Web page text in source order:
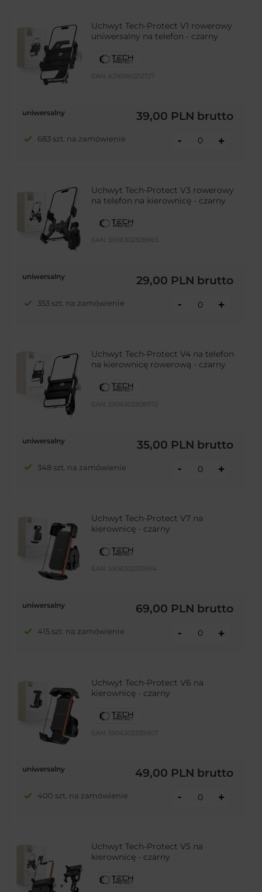
Uchwyt Tech-Protect V1 rowerowy
uniwersalny na telefon - czarny
EAN: 6216990212727
uniwersalny 39,00 PLN brutto
683 szt. na zamówienie - +
Uchwyt Tech-Protect V3 rowerowy
na telefon na kierownicę - czarny
EAN: 5906302308965
uniwersalny 29,00 PLN brutto
353 szt. na zamówienie - +
Uchwyt Tech-Protect V4 na telefon
na kierownicę rowerową - czarny
EAN: 5906302308972
uniwersalny 35,00 PLN brutto
348 szt. na zamówienie - +
Uchwyt Tech-Protect V7 na
kierownicę - czarny
EAN: 5906302339914
uniwersalny 69,00 PLN brutto
415 szt. na zamówienie - +
Uchwyt Tech-Protect V6 na
kierownicę - czarny
EAN: 5906302339907
uniwersalny 49,00 PLN brutto
400 szt. na zamówienie - +
Uchwyt Tech-Protect V5 na
kierownicę - czarny